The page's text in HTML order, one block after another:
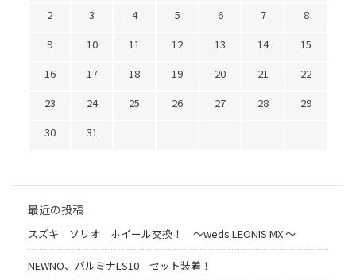
2
3 4 5 6 7
8
9
10 11 12 13 14
15
16
17 18 19 20 21
22
23
24 25 26 27 28
29
30
31
最近の投稿
スズキ ソリオ ホイール交換！ 〜weds LEONIS MX 〜
NEWNO、バルミナLS10 セット装着！